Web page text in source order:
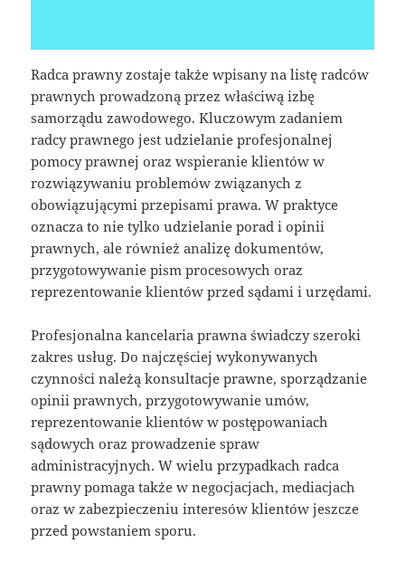
Radca prawny zostaje także wpisany na listę radców
prawnych prowadzoną przez właściwą izbę
samorządu zawodowego. Kluczowym zadaniem
radcy prawnego jest udzielanie profesjonalnej
pomocy prawnej oraz wspieranie klientów w
rozwiązywaniu problemów związanych z
obowiązującymi przepisami prawa. W praktyce
oznacza to nie tylko udzielanie porad i opinii
prawnych, ale również analizę dokumentów,
przygotowywanie pism procesowych oraz
reprezentowanie klientów przed sądami i urzędami.
Profesjonalna kancelaria prawna świadczy szeroki
zakres usług. Do najczęściej wykonywanych
czynności należą konsultacje prawne, sporządzanie
opinii prawnych, przygotowywanie umów,
reprezentowanie klientów w postępowaniach
sądowych oraz prowadzenie spraw
administracyjnych. W wielu przypadkach radca
prawny pomaga także w negocjacjach, mediacjach
oraz w zabezpieczeniu interesów klientów jeszcze
przed powstaniem sporu.